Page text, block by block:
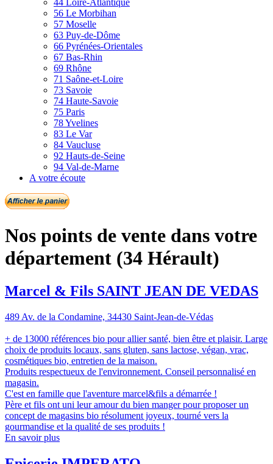
44 Loire-Atlantique
56 Le Morbihan
57 Moselle
63 Puy-de-Dôme
66 Pyrénées-Orientales
67 Bas-Rhin
69 Rhône
71 Saône-et-Loire
73 Savoie
74 Haute-Savoie
75 Paris
78 Yvelines
83 Le Var
84 Vaucluse
92 Hauts-de-Seine
94 Val-de-Marne
A votre écoute
Nos points de vente dans votre
département (34 Hérault)
Marcel & Fils SAINT JEAN DE VEDAS
489 Av. de la Condamine, 34430 Saint-Jean-de-Védas
+ de 13000 références bio pour allier santé, bien être et plaisir. Large
choix de produits locaux, sans gluten, sans lactose, végan, vrac,
cosmétiques bio, entretien de la maison.
Produits respectueux de l'environnement. Conseil personnalisé en
magasin.
C'est en famille que l'aventure marcel&fils a démarrée !
Père et fils ont uni leur amour du bien manger pour proposer un
concept de magasins bio résolument joyeux, tourné vers la
gourmandise et la qualité de ses produits !
En savoir plus